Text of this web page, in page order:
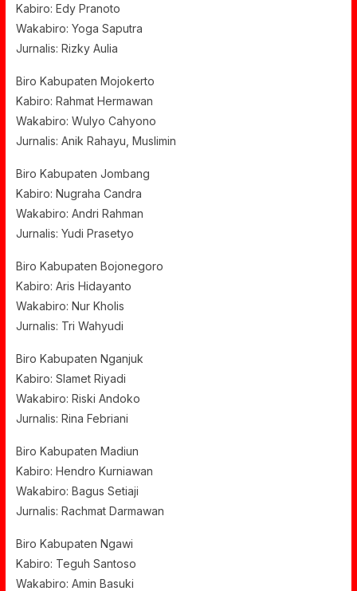
Kabiro: Edy Pranoto
Wakabiro: Yoga Saputra
Jurnalis: Rizky Aulia
Biro Kabupaten Mojokerto
Kabiro: Rahmat Hermawan
Wakabiro: Wulyo Cahyono
Jurnalis: Anik Rahayu, Muslimin
Biro Kabupaten Jombang
Kabiro: Nugraha Candra
Wakabiro: Andri Rahman
Jurnalis: Yudi Prasetyo
Biro Kabupaten Bojonegoro
Kabiro: Aris Hidayanto
Wakabiro: Nur Kholis
Jurnalis: Tri Wahyudi
Biro Kabupaten Nganjuk
Kabiro: Slamet Riyadi
Wakabiro: Riski Andoko
Jurnalis: Rina Febriani
Biro Kabupaten Madiun
Kabiro: Hendro Kurniawan
Wakabiro: Bagus Setiaji
Jurnalis: Rachmat Darmawan
Biro Kabupaten Ngawi
Kabiro: Teguh Santoso
Wakabiro: Amin Basuki